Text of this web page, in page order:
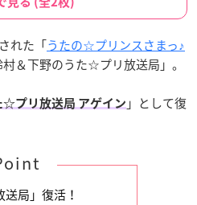
れた「うたの☆プリンスさまっ♪
村＆下野のうた☆プリ放送局」。
☆プリ放送局 アゲイン 」として復
局」復活！